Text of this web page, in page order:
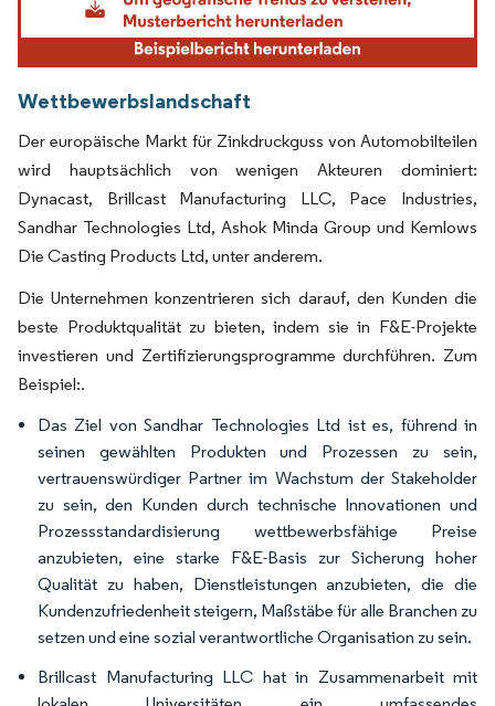
Wettbewerbslandschaft
Der europäische Markt für Zinkdruckguss von Automobilteilen
wird hauptsächlich von wenigen Akteuren dominiert:
Dynacast, Brillcast Manufacturing LLC, Pace Industries,
Sandhar Technologies Ltd, Ashok Minda Group und Kemlows
Die Casting Products Ltd, unter anderem.
Die Unternehmen konzentrieren sich darauf, den Kunden die
beste Produktqualität zu bieten, indem sie in F&E-Projekte
investieren und Zertifizierungsprogramme durchführen. Zum
Beispiel:.
Das Ziel von Sandhar Technologies Ltd ist es, führend in
seinen gewählten Produkten und Prozessen zu sein,
vertrauenswürdiger Partner im Wachstum der Stakeholder
zu sein, den Kunden durch technische Innovationen und
Prozessstandardisierung wettbewerbsfähige Preise
anzubieten, eine starke F&E-Basis zur Sicherung hoher
Qualität zu haben, Dienstleistungen anzubieten, die die
Kundenzufriedenheit steigern, Maßstäbe für alle Branchen zu
setzen und eine sozial verantwortliche Organisation zu sein.
Brillcast Manufacturing LLC hat in Zusammenarbeit mit